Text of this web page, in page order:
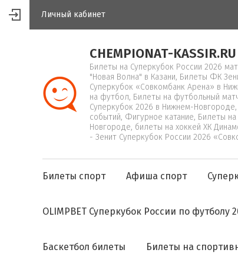
Личный кабинет
CHEMPIONAT-KASSIR.RU
Билеты на Суперкубок России 2026
"Новая Волна" в Казани, Билеты ФК
Суперкубок «Совкомбанк Арена» в
на футбол, Билеты на футбольный
Суперкубок 2026 в Нижнем-
событий, Фигурное катание, Билеты
Новгороде, билеты на хоккей ХК
- Зенит Суперкубок России 2026
Билеты спорт Афиша спорт
OLIMPBET Суперкубок России по футболу
Баскетбол билеты Билеты на